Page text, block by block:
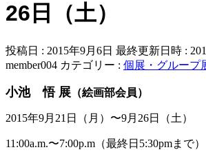
26日（土）
投稿日 : 2015年9月6日 最終更新日時 :
member004 カテゴリー : 個展・グループ
小池 悟 展 （絵画部会員）
2015年9月21日（月）〜9月26日（土）
11:00a.m.〜7:00p.m（最終日5:30pmまで）